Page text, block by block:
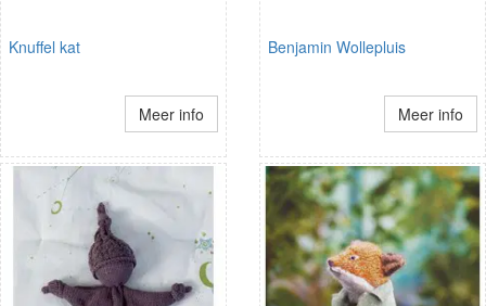
Knuffel kat
Meer info
Benjamin Wollepluis
Meer info